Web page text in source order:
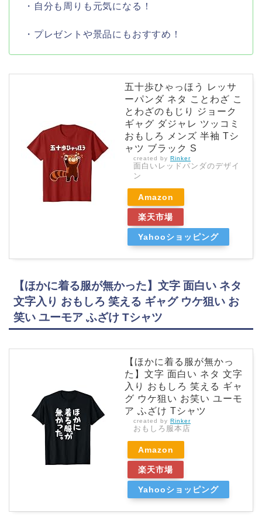
・自分も周りも元気になる！
・プレゼントや景品にもおすすめ！
五十歩ひゃっほう レッサ
ーパンダ ネタ ことわざ こ
とわざのもじり ジョーク
ギャグ ダジャレ ツッコミ
おもしろ メンズ 半袖 Tシ
ャツ ブラック S
created by Rinker
面白いレッドパンダのデザイ
ン
Amazon
楽天市場
Yahooショッピング
【ほかに着る服が無かった】文字 面白い ネタ
文字入り おもしろ 笑える ギャグ ウケ狙い お
笑い ユーモア ふざけ Tシャツ
【ほかに着る服が無かっ
た】文字 面白い ネタ 文字
入り おもしろ 笑える ギャ
グ ウケ狙い お笑い ユーモ
ア ふざけ Tシャツ
created by Rinker
おもしろ服本店
Amazon
楽天市場
Yahooショッピング